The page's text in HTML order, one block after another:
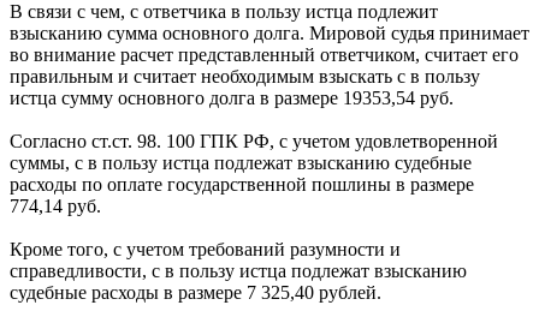
В связи с чем, с ответчика в пользу истца подлежит
взысканию сумма основного долга. Мировой судья принимает
во внимание расчет представленный ответчиком, считает его
правильным и считает необходимым взыскать с в пользу
истца сумму основного долга в размере 19353,54 руб.
Согласно ст.ст. 98. 100 ГПК РФ, с учетом удовлетворенной
суммы, с в пользу истца подлежат взысканию судебные
расходы по оплате государственной пошлины в размере
774,14 руб.
Кроме того, с учетом требований разумности и
справедливости, с в пользу истца подлежат взысканию
судебные расходы в размере 7 325,40 рублей.